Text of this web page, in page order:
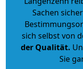
Sachen
sich selbst von
der Qualität.
Sie